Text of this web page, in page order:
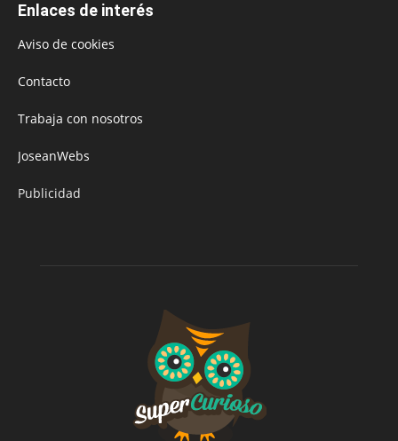
Enlaces de interés
Aviso de cookies
Contacto
Trabaja con nosotros
JoseanWebs
Publicidad